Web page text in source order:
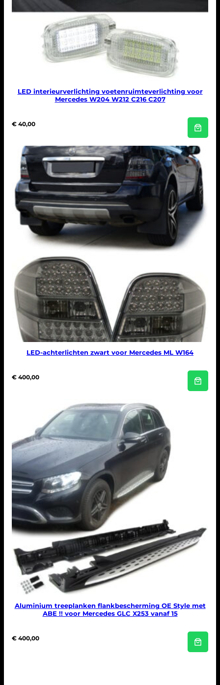
LED interieurverlichting voetenruimteverlichting voor
Mercedes W204 W212 C216 C207
€ 40,00
LED-achterlichten zwart voor Mercedes ML W164
€ 400,00
Aluminium treeplanken flankbescherming OE Style met
ABE !! voor Mercedes GLC X253 vanaf 15
€ 400,00